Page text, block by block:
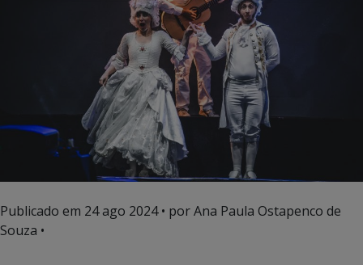
Publicado em 24 ago 2024• por Ana Paula Ostapenco de
Souza •